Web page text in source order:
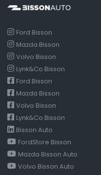
Ford Bisson
Mazda Bisson
Volvo Bisson
Lynk&Co Bisson
Ford Bisson
Mazda Bisson
Volvo Bisson
Lynk&Co Bisson
Bisson Auto
FordStore Bisson
Mazda Bisson Auto
Volvo Bisson Auto